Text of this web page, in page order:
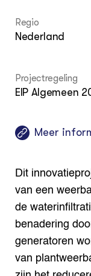
GROEN KENNISNET
ENGLISH
Regio
Nederland
Projectregeling
EIP Algemeen
Meer
Dit
van een
de
benadering
generatoren
van